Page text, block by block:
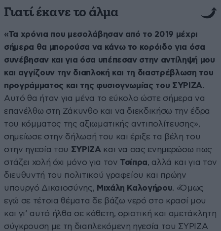
Γιατί έκανε το άλμα
«Τα χρόνια που μεσολάβησαν από το 2019 μέχρι
σήμερα θα μπορούσα να κάνω το κορόιδο για όσα
συνέβησαν και για όσα υπέπεσαν στην αντίληψή μου
και αγγίζουν την διαπλοκή και τη διαστρέβλωση του
προγράμματος και της φυσιογνωμίας του ΣΥΡΙΖΑ.
Αυτό θα ήταν για μένα το εύκολο ώστε σήμερα να
επανέλθω στη Ζάκυνθο και να διεκδικήσω την έδρα
του κόμματος της αξιωματικής αντιπολίτευσης»,
σημείωσε στην δήλωσή του και έριξε τα βέλη του
στην ηγεσία του ΣΥΡΙΖΑ και να σας ενημερώσω πως
στάζει χολή όχι μόνο για τον Τσίπρα, αλλά και για τον
διευθυντή του πολιτικού γραφείου και πρώην
υπουργό Δικαιοσύνης, Μιχάλη Καλογήρου. «Όμως
εγώ σε τέτοια θέματα δε βάζω νερό στο κρασί μου
και γι’ αυτό ήλθα σε κάθετη, οριστική και αμετάκλητη
σύγκρουση με τη διαπλεκόμενη ηγεσία του ΣΥΡΙΖΑ